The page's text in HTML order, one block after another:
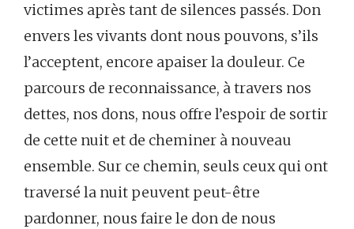
victimes après tant de silences passés. Don
envers les vivants dont nous pouvons, s’ils
l’acceptent, encore apaiser la douleur. Ce
parcours de reconnaissance, à travers nos
dettes, nos dons, nous offre l’espoir de sortir
de cette nuit et de cheminer à nouveau
ensemble. Sur ce chemin, seuls ceux qui ont
traversé la nuit peuvent peut-être
pardonner, nous faire le don de nous